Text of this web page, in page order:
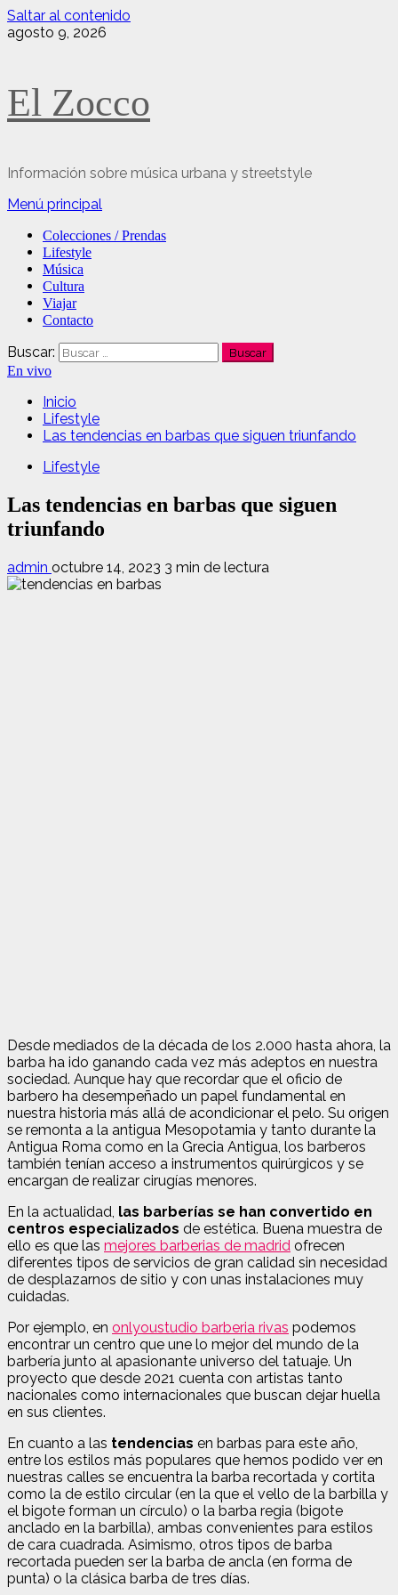
Saltar al contenido
agosto 9, 2026
El Zocco
Información sobre música urbana y streetstyle
Menú principal
Colecciones / Prendas
Lifestyle
Música
Cultura
Viajar
Contacto
Buscar:
En vivo
Inicio
Lifestyle
Las tendencias en barbas que siguen triunfando
Lifestyle
Las tendencias en barbas que siguen
triunfando
admin octubre 14, 2023 3 min de lectura
Desde mediados de la década de los 2.000 hasta ahora, la
barba ha ido ganando cada vez más adeptos en nuestra
sociedad. Aunque hay que recordar que el oficio de
barbero ha desempeñado un papel fundamental en
nuestra historia más allá de acondicionar el pelo. Su origen
se remonta a la antigua Mesopotamia y tanto durante la
Antigua Roma como en la Grecia Antigua, los barberos
también tenían acceso a instrumentos quirúrgicos y se
encargan de realizar cirugías menores.
En la actualidad, las barberías se han convertido en
centros especializados de estética. Buena muestra de
ello es que las mejores barberias de madrid ofrecen
diferentes tipos de servicios de gran calidad sin necesidad
de desplazarnos de sitio y con unas instalaciones muy
cuidadas.
Por ejemplo, en onlyoustudio barberia rivas podemos
encontrar un centro que une lo mejor del mundo de la
barbería junto al apasionante universo del tatuaje. Un
proyecto que desde 2021 cuenta con artistas tanto
nacionales como internacionales que buscan dejar huella
en sus clientes.
En cuanto a las tendencias en barbas para este año,
entre los estilos más populares que hemos podido ver en
nuestras calles se encuentra la barba recortada y cortita
como la de estilo circular (en la que el vello de la barbilla y
el bigote forman un círculo) o la barba regia (bigote
anclado en la barbilla), ambas convenientes para estilos
de cara cuadrada. Asimismo, otros tipos de barba
recortada pueden ser la barba de ancla (en forma de
punta) o la clásica barba de tres días.